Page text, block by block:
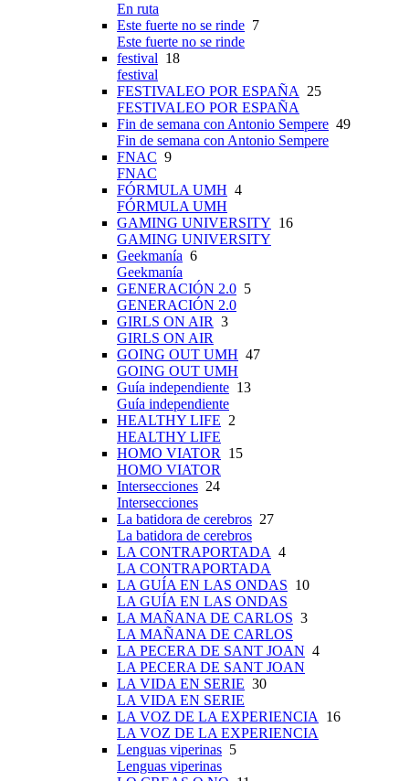
En ruta
Este fuerte no se rinde 7
Este fuerte no se rinde
festival 18
festival
FESTIVALEO POR ESPAÑA 25
FESTIVALEO POR ESPAÑA
Fin de semana con Antonio Sempere 49
Fin de semana con Antonio Sempere
FNAC 9
FNAC
FÓRMULA UMH 4
FÓRMULA UMH
GAMING UNIVERSITY 16
GAMING UNIVERSITY
Geekmanía 6
Geekmanía
GENERACIÓN 2.0 5
GENERACIÓN 2.0
GIRLS ON AIR 3
GIRLS ON AIR
GOING OUT UMH 47
GOING OUT UMH
Guía independiente 13
Guía independiente
HEALTHY LIFE 2
HEALTHY LIFE
HOMO VIATOR 15
HOMO VIATOR
Intersecciones 24
Intersecciones
La batidora de cerebros 27
La batidora de cerebros
LA CONTRAPORTADA 4
LA CONTRAPORTADA
LA GUÍA EN LAS ONDAS 10
LA GUÍA EN LAS ONDAS
LA MAÑANA DE CARLOS 3
LA MAÑANA DE CARLOS
LA PECERA DE SANT JOAN 4
LA PECERA DE SANT JOAN
LA VIDA EN SERIE 30
LA VIDA EN SERIE
LA VOZ DE LA EXPERIENCIA 16
LA VOZ DE LA EXPERIENCIA
Lenguas viperinas 5
Lenguas viperinas